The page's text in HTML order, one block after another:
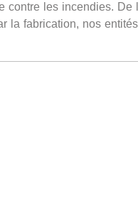
contre les incendies. De
la fabrication, nos